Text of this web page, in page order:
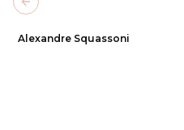
Alexandre Squassoni
Previous slide